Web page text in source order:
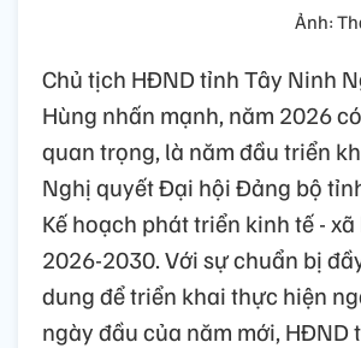
Ảnh:
Chủ tịch HĐND tỉnh Tây Ninh
Hùng nhấn mạnh, năm 2026
quan trọng, là năm đầu triển
Nghị quyết Đại hội Đảng bộ
Kế hoạch phát triển kinh tế -
2026-2030. Với sự chuẩn bị
dung để triển khai thực hiện
ngày đầu của năm mới, HĐND